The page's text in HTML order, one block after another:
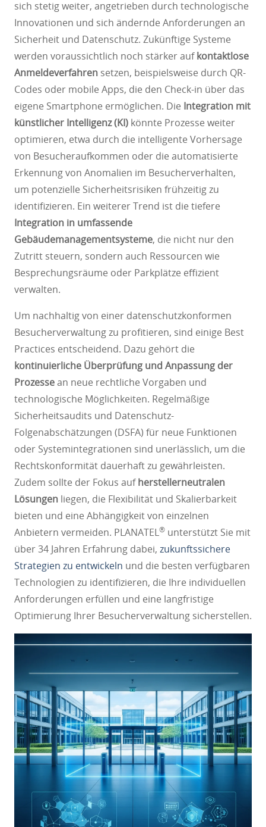
sich stetig weiter, angetrieben durch technologische
Innovationen und sich ändernde Anforderungen an
Sicherheit und Datenschutz. Zukünftige Systeme
werden voraussichtlich noch stärker aufkontaktlose
Anmeldeverfahren setzen, beispielsweise durch QR-
Codes oder mobile Apps, die den Check-in über das
eigene Smartphone ermöglichen. Die Integration mit
künstlicher Intelligenz (KI) könnte Prozesse weiter
optimieren, etwa durch die intelligente Vorhersage
von Besucheraufkommen oder die automatisierte
Erkennung von Anomalien im Besucherverhalten,
um potenzielle Sicherheitsrisiken frühzeitig zu
identifizieren. Ein weiterer Trend ist die tiefere
Integration in umfassende
Gebäudemanagementsysteme, die nicht nur den
Zutritt steuern, sondern auch Ressourcen wie
Besprechungsräume oder Parkplätze effizient
verwalten.
Um nachhaltig von einer datenschutzkonformen
Besucherverwaltung zu profitieren, sind einige Best
Practices entscheidend. Dazu gehört die
kontinuierliche Überprüfung und Anpassung der
Prozessean neue rechtliche Vorgaben und
technologische Möglichkeiten. Regelmäßige
Sicherheitsaudits und Datenschutz-
Folgenabschätzungen (DSFA) für neue Funktionen
oder Systemintegrationen sind unerlässlich, um die
Rechtskonformität dauerhaft zu gewährleisten.
Zudem sollte der Fokus aufherstellerneutralen
Lösungen liegen, die Flexibilität und Skalierbarkeit
bieten und eine Abhängigkeit von einzelnen
Anbietern vermeiden. PLANATEL® unterstützt Sie mit
über 34 Jahren Erfahrung dabei, zukunftssichere
Strategien zu entwickeln und die besten verfügbaren
Technologien zu identifizieren, die Ihre individuellen
Anforderungen erfüllen und eine langfristige
Optimierung Ihrer Besucherverwaltung sicherstellen.